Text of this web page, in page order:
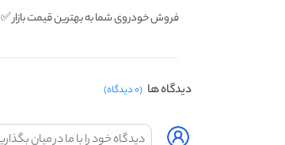
فروش خودروی شما به بهترین قیمت بازار ✅
دیدگاه ها (۰ دیدگاه)